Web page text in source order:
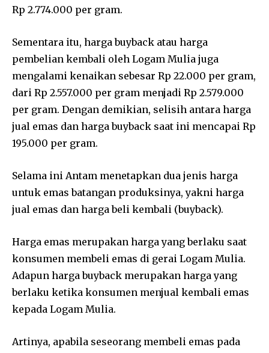
Rp 2.774.000 per gram.
Sementara itu, harga buyback atau harga
pembelian kembali oleh Logam Mulia juga
mengalami kenaikan sebesar Rp 22.000 per gram,
dari Rp 2.557.000 per gram menjadi Rp 2.579.000
per gram. Dengan demikian, selisih antara harga
jual emas dan harga buyback saat ini mencapai Rp
195.000 per gram.
Selama ini Antam menetapkan dua jenis harga
untuk emas batangan produksinya, yakni harga
jual emas dan harga beli kembali (buyback).
Harga emas merupakan harga yang berlaku saat
konsumen membeli emas di gerai Logam Mulia.
Adapun harga buyback merupakan harga yang
berlaku ketika konsumen menjual kembali emas
kepada Logam Mulia.
Artinya, apabila seseorang membeli emas pada